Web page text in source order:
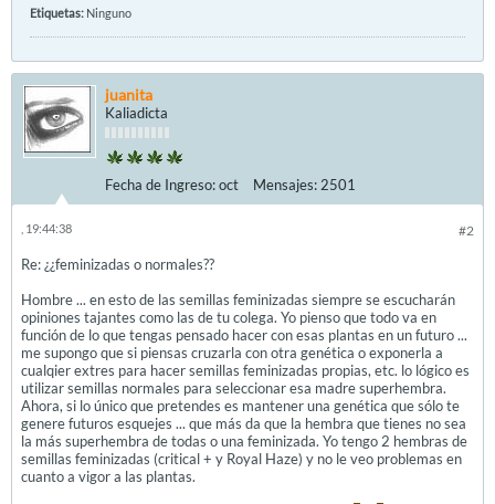
Etiquetas: Ninguno
juanita
Kaliadicta
Fecha de Ingreso:oct Mensajes: 2501
#2
, 19:44:38
Re: ¿¿feminizadas o normales??
Hombre ... en esto de las semillas feminizadas siempre se escucharán
opiniones tajantes como las de tu colega. Yo pienso que todo va en
función de lo que tengas pensado hacer con esas plantas en un futuro ...
me supongo que si piensas cruzarla con otra genética o exponerla a
cualqier extres para hacer semillas feminizadas propias, etc. lo lógico es
utilizar semillas normales para seleccionar esa madre superhembra.
Ahora, si lo único que pretendes es mantener una genética que sólo te
genere futuros esquejes ... que más da que la hembra que tienes no sea
la más superhembra de todas o una feminizada. Yo tengo 2 hembras de
semillas feminizadas (critical + y Royal Haze) y no le veo problemas en
cuanto a vigor a las plantas.